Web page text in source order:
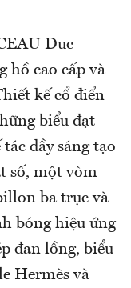
Duc
hồ cao cấp và
kế cổ điển
biểu đạt
đầy sáng tạo
số, một vòm
ba trục và
bóng hiệu ứng
đan lồng, biểu
Hermès và